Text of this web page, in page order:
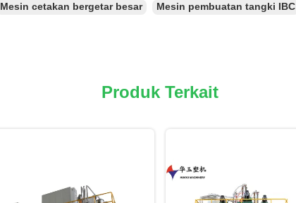
Mesin cetakan bergetar besar Mesin pembuatan tangki IBC
Produk Terkait